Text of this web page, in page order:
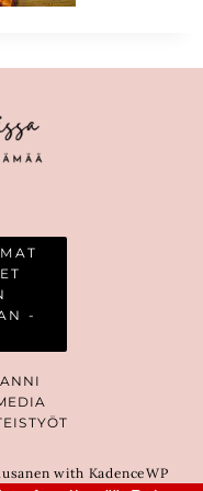
-
ANNI
with KadenceWP